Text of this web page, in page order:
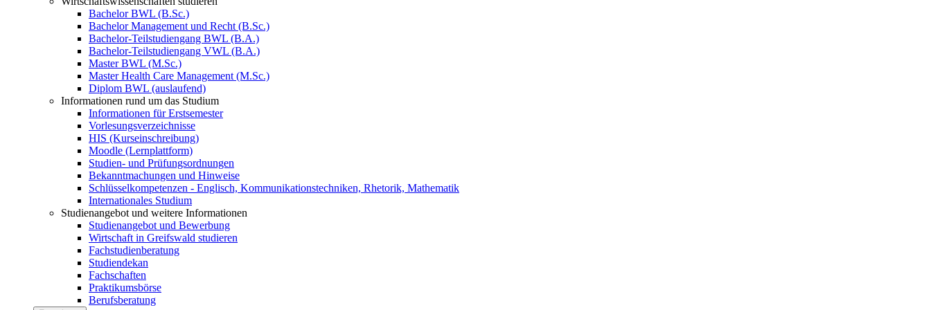
Bachelor BWL (B.Sc.)
Bachelor Management und Recht (B.Sc.)
Bachelor-Teilstudiengang BWL (B.A.)
Bachelor-Teilstudiengang VWL (B.A.)
Master BWL (M.Sc.)
Master Health Care Management (M.Sc.)
Diplom BWL (auslaufend)
Informationen rund um das Studium
Informationen für Erstsemester
Vorlesungsverzeichnisse
HIS (Kurseinschreibung)
Moodle (Lernplattform)
Studien- und Prüfungsordnungen
Bekanntmachungen und Hinweise
Schlüsselkompetenzen - Englisch, Kommunikationstechniken, Rhetorik, Mathematik
Internationales Studium
Studienangebot und weitere Informationen
Studienangebot und Bewerbung
Wirtschaft in Greifswald studieren
Fachstudienberatung
Studiendekan
Fachschaften
Praktikumsbörse
Berufsberatung